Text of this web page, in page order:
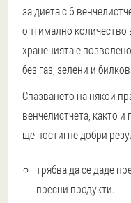
за диета с 6
оптимално количество
храненията е
без газ, зелени и
Спазването на някои
венчелистчета, както
ще постигне добри
трябва да се даде
пресни продукти.